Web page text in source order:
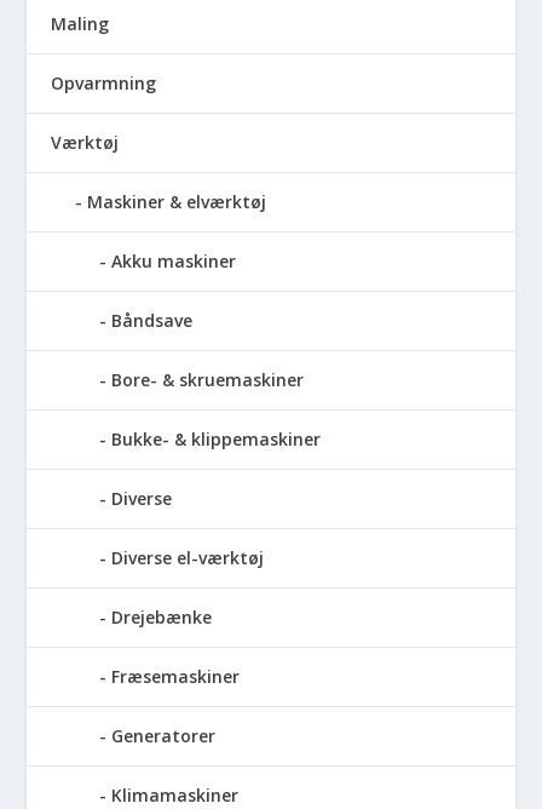
Maling
Opvarmning
Værktøj
Maskiner & elværktøj
Akku maskiner
Båndsave
Bore- & skruemaskiner
Bukke- & klippemaskiner
Diverse
Diverse el-værktøj
Drejebænke
Fræsemaskiner
Generatorer
Klimamaskiner